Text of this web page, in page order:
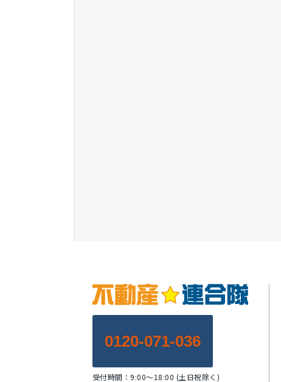
0120-071-036
受付時間：9:00～18:00 (土日祝除く)